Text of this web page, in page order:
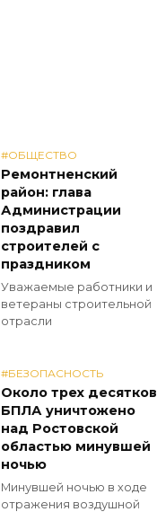
#ОБЩЕСТВО
Ремонтненский
район: глава
Администрации
поздравил
строителей с
праздником
Уважаемые работники и
ветераны строительной
отрасли
#БЕЗОПАСНОСТЬ
Около трех десятков
БПЛА уничтожено
над Ростовской
областью минувшей
ночью
Минувшей ночью в ходе
отражения воздушной